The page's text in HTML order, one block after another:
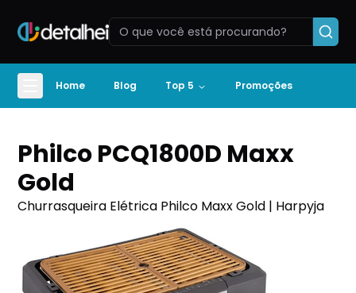
Home Blog Top 5 Promoções
Philco PCQ1800D Maxx
Gold
Churrasqueira Elétrica Philco Maxx Gold | Harpyja